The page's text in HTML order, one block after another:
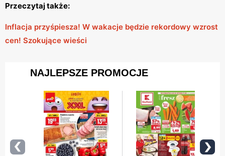
Przeczytaj także:
Inflacja przyśpiesza! W wakacje będzie rekordowy wzrost
cen! Szokujące wieści